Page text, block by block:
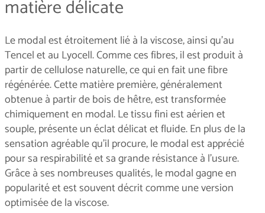
matière délicate
Le modal est étroitement lié à la viscose, ainsi qu'au
Tencel et au Lyocell. Comme ces fibres, il est produit à
partir de cellulose naturelle, ce qui en fait une fibre
régénérée. Cette matière première, généralement
obtenue à partir de bois de hêtre, est transformée
chimiquement en modal. Le tissu fini est aérien et
souple, présente un éclat délicat et fluide. En plus de la
sensation agréable qu'il procure, le modal est apprécié
pour sa respirabilité et sa grande résistance à l'usure.
Grâce à ses nombreuses qualités, le modal gagne en
popularité et est souvent décrit comme une version
optimisée de la viscose.